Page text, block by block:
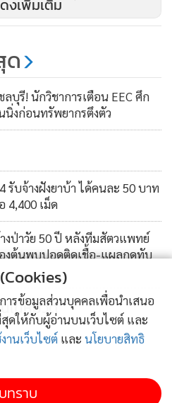
งเพิ่มเติม
ด
บุรี! นักวิชาการเตือน EEC ศึก
นิ่งก่อนทรัพยากรตึงตัว
รับจ้างฝังยาบ้า ได้คนละ 50 บาท
4,400 เม็ด
ป่าวัย 50 ปี หลังทีมสัตวแพทย์
งต้นพบปอดติดเชื้อ-แผลกดทับ
ในหมวด
ารข้อมูลส่วนบุคคลเพื่อนำเสนอ
ให้กับผู้อ่านบนเว็บไซต์ และ
านเว็บไซต์ และ นโยบายสิทธิ
ทราบ